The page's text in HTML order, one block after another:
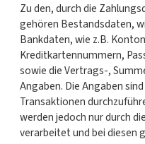
Zu den, durch die
gehören Bestandsdaten,
Bankdaten, wie z.B.
Kreditkartennummern,
sowie die Vertrags-,
Angaben. Die Angaben
Transaktionen
werden jedoch nur durch
verarbeitet und bei diesen